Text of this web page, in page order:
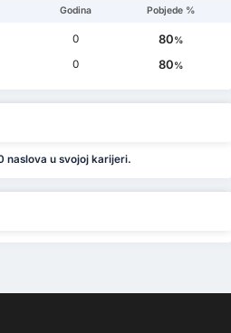
Godina Pobjede %
0 80%
0 80%
naslova u svojoj karijeri.